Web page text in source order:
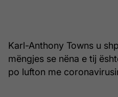
Karl-Anthony Towns u
mëngjes se nëna e tij
po lufton me